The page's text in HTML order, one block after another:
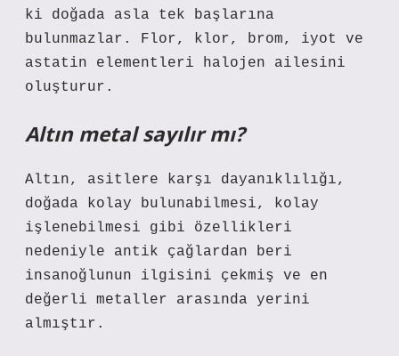
ki doğada asla tek başlarına
bulunmazlar. Flor, klor, brom, iyot ve
astatin elementleri halojen ailesini
oluşturur.
Altın metal sayılır mı?
Altın, asitlere karşı dayanıklılığı,
doğada kolay bulunabilmesi, kolay
işlenebilmesi gibi özellikleri
nedeniyle antik çağlardan beri
insanoğlunun ilgisini çekmiş ve en
değerli metaller arasında yerini
almıştır.